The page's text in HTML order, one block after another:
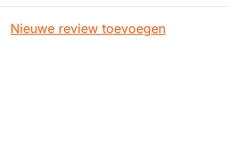
Nieuwe review toevoegen